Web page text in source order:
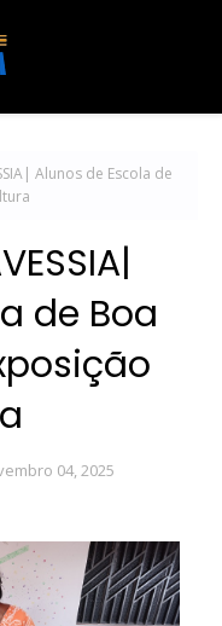
Alunos de Escola de
de Boa
04, 2025